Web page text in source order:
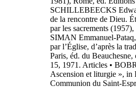
SCHILLEBEECKS
de la rencontre de Dieu.
par les sacrements
SIMAN Emmanuel-
par l’Église, d’après la
Paris, éd. du
15, 1971. Articles •
Ascension et liturgie »,
Communion du Saint-